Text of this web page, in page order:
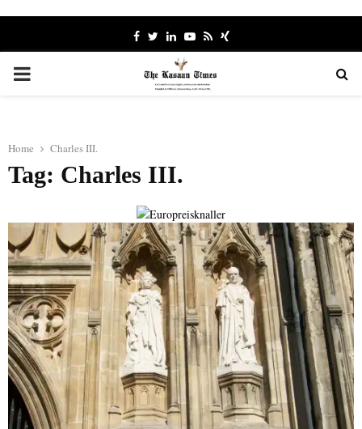
Facebook
TwitterLinkedinYoutube
RssXing
PRIMARY
Home Charles III.
Tag: Charles III.